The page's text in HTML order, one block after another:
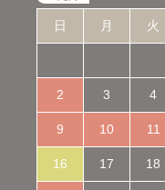
日 月 火
2 3 4
9 10 11
16 17 18